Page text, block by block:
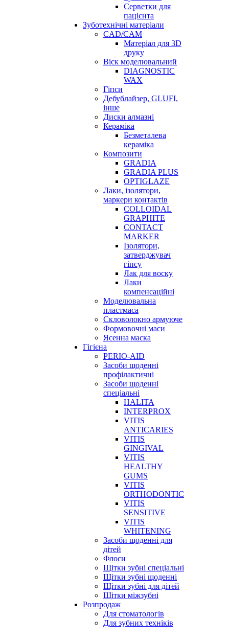
Серветки для
пацієнта
Зуботехнічні матеріали
CAD/CAM
Матеріал для 3D
друку
Віск моделювальний
DIAGNOSTIC
WAX
Гіпси
Дебублайзер, GLUFI,
інше
Диски алмазні
Кераміка
Безметалева
кераміка
Композити
GRADIA
GRADIA PLUS
OPTIGLAZE
Лаки, ізолятори,
маркери контактів
COLLOIDAL
GRAPHITE
CONTACT
MARKER
Ізолятори,
затверджувач
гіпсу
Лак для воску
Лаки
компенсаційні
Моделювальна
пластмаса
Скловолокно армуюче
Формовочні маси
Ясенна маска
Гігієна
PERIO-AID
Засоби щоденні
профілактичні
Засоби щоденні
спеціальні
HALITA
INTERPROX
VITIS
ANTICARIES
VITIS
GINGIVAL
VITIS
HEALTHY
GUMS
VITIS
ORTHODONTIC
VITIS
SENSITIVE
VITIS
WHITENING
Засоби щоденні для
дітей
Флоси
Щітки зубні спеціальні
Щітки зубні щоденні
Щітки зубні для дітей
Щітки міжзубні
Розпродаж
Для стоматологів
Для зубних техніків